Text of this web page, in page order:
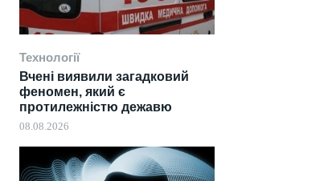
Технології
Вчені виявили загадковий
феномен, який є
протилежністю дежавю
08.08.2026